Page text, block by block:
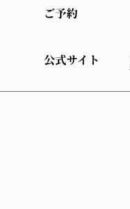
ご予約
公式サイト